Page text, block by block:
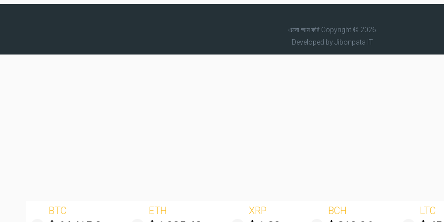
এসো আয় করি Copyright © 2026.
Developed byJibonpata IT
LTC
BTC ETH XRP BCH